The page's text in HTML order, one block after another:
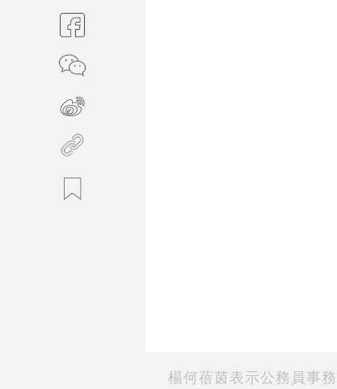
楊何蓓茵表示公務員事